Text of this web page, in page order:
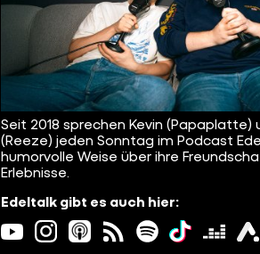
Seit 2018 sprechen Kevin (Papaplatte)
(Reeze) jeden Sonntag im Podcast
humorvolle Weise über ihre
Erlebnisse.
Edeltalk gibt es auch hier: